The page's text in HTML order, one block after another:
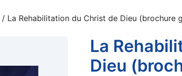
/ La Rehabilitation du Christ de Dieu (brochure
La
Dieu